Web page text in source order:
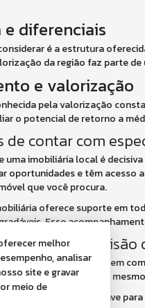
diferenciais
é a estrutura
da região faz parte
e valorização
pela valorização
o potencial de retorno a
de contar com
uma imobiliária local é
oportunidades e têm acesso
que você procura.
oferece suporte em
Esse
a melhor decisão
escolher o imóvel ideal sem
e objetivos, ao
combinação é a chave
melhor
analisar
site e gravar
meio de